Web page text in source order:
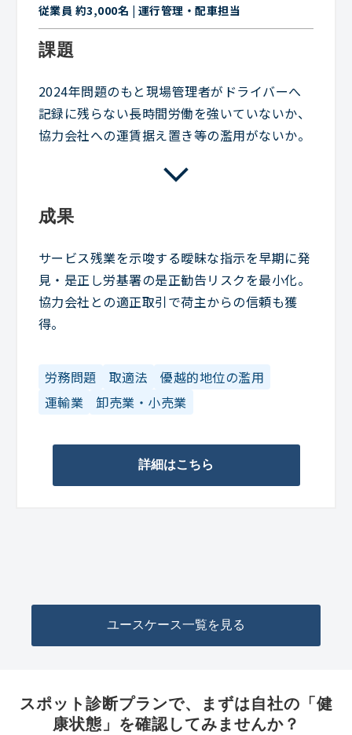
従業員 約3,000名 | 運行管理・配車担当
課題
2024年問題のもと現場管理者がドライバーへ
記録に残らない長時間労働を強いていないか、
協力会社への運賃据え置き等の濫用がないか。
成果
サービス残業を示唆する曖昧な指示を早期に発
見・是正し労基署の是正勧告リスクを最小化。
協力会社との適正取引で荷主からの信頼も獲
得。
労務問題 取適法
優越的地位の濫用
運輸業
卸売業・小売業
詳細はこちら
ユースケース一覧を見る
スポット診断プランで、まずは自社の「健
康状態」を確認してみませんか？